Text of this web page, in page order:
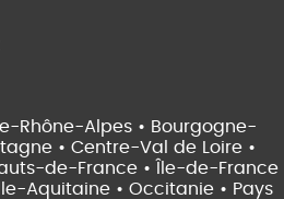
Rhône-Alpes • Bourgogne-
• Centre-Val de Loire •
de-France •
Île-de-France
Aquitaine • Occitanie • Pays